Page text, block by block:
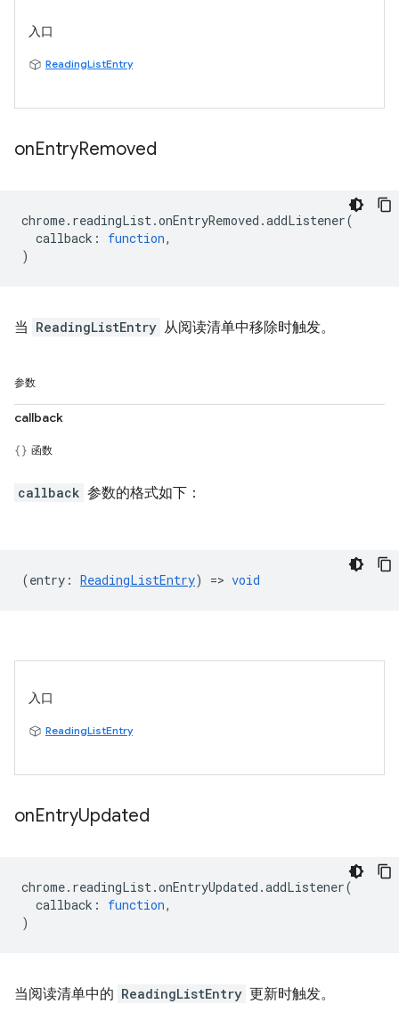
入口
ReadingListEntry
onEntryRemoved
chrome. readingList .onEntryRemoved .addListener(
callback : function,
)
当 ReadingListEntry 从阅读清单中移除时触发。
参数
callback
函数
callback 参数的格式如下：
(entry : ReadingListEntry) => void
入口
ReadingListEntry
onEntryUpdated
chrome. readingList .onEntryUpdated .addListener(
callback : function,
)
当阅读清单中的 ReadingListEntry 更新时触发。